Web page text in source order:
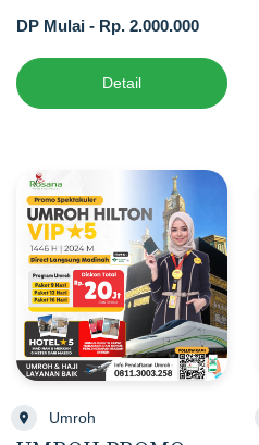
DP Mulai - Rp. 2.000.000
Detail
Umroh